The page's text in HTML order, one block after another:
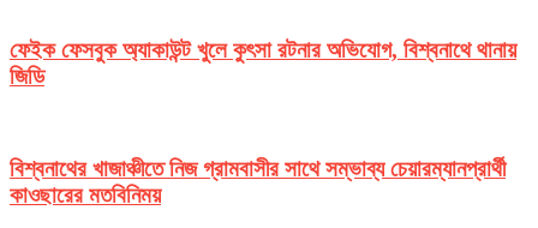
ফেইক ফেসবুক অ্যাকাউন্ট খুলে কুৎসা রটনার অভিযোগ, বিশ্বনাথে থানায়
জিডি
বিশ্বনাথের খাজাঞ্চীতে নিজ গ্রামবাসীর সাথে সম্ভাব্য চেয়ারম্যানপ্রার্থী
কাওছারের মতবিনিময়